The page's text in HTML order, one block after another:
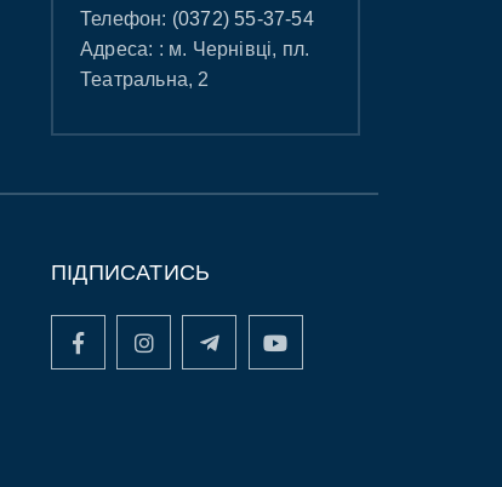
Телефон: (0372) 55-37-54
Адреса: : м. Чернівці, пл.
Театральна, 2
ПІДПИСАТИСЬ